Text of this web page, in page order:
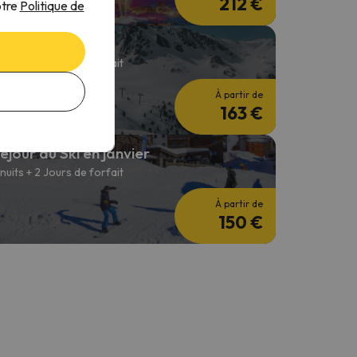
Week-end au ski
nuits + 2 Jours de forfait
À partir de
163 €
au Ski en janvier
+ 2 Jours de forfait
À partir de
150 €
Politique de